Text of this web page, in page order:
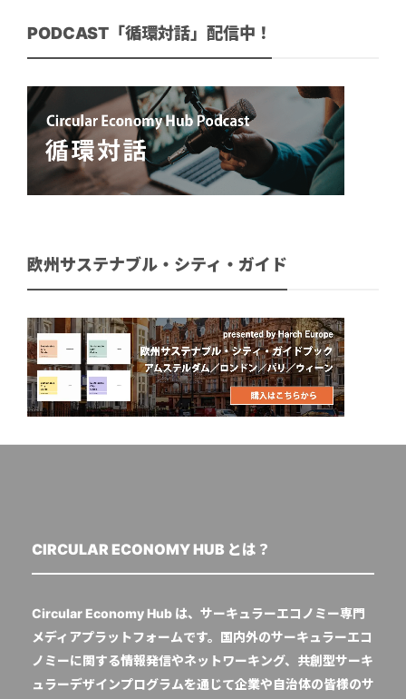
PODCAST「循環対話」配信中！
欧州サステナブル・シティ・ガイド
CIRCULAR ECONOMY HUB とは？
Circular Economy Hub は、サーキュラーエコノミー専門
メディアプラットフォームです。国内外のサーキュラーエコ
ノミーに関する情報発信やネットワーキング、共創型サーキ
ュラーデザインプログラムを通じて企業や自治体の皆様のサ